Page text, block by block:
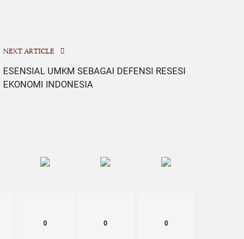
NEXT ARTICLE
ESENSIAL UMKM SEBAGAI DEFENSI RESESI
EKONOMI INDONESIA
0 0 0